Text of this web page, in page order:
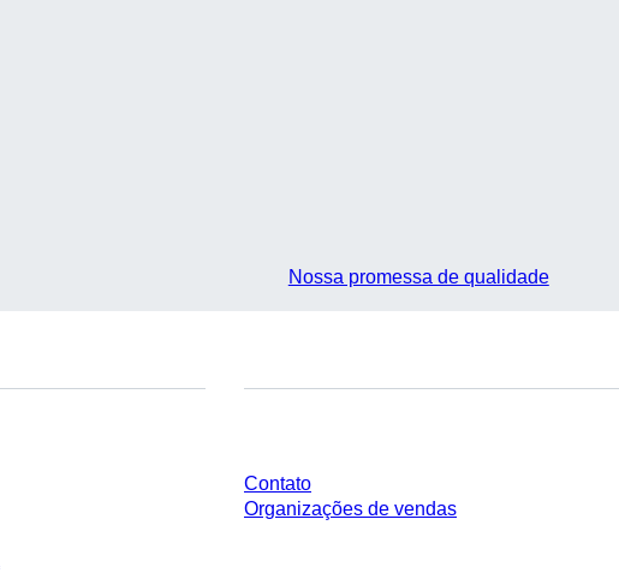
Nossa promessa de qualidade
Contato
Organizações de vendas